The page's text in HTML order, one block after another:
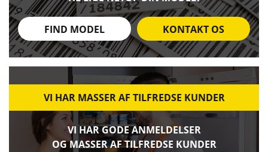
FIND MODEL KONTAKT OS
VI HAR MASSER AF TILFREDSE KUNDER
VI HAR GODE ANMELDELSER
OG MASSER AF TILFREDSE KUNDER